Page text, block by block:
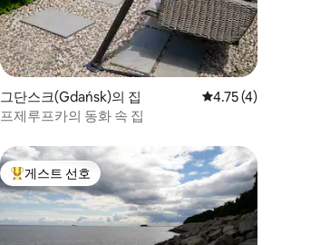
그단스크(Gdańsk)의 집 평점 4.75점(5점 만
4.75 (4)
프제루프카의 동화 속 집
상위 게스트 선호
게스트 선호